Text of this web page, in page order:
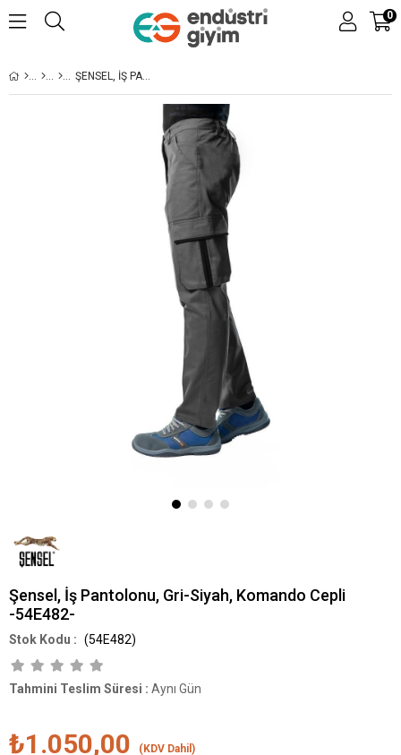
0
ŞENSEL, İŞ PANTOLONU, GRI-SIYAH, KOMANDO CEPLI -54E482-
Şensel, İş Pantolonu, Gri-Siyah, Komando Cepli
-54E482-
(54E482)
Tahmini Teslim Süresi : Aynı Gün
₺1.050,00 (KDV Dahil)